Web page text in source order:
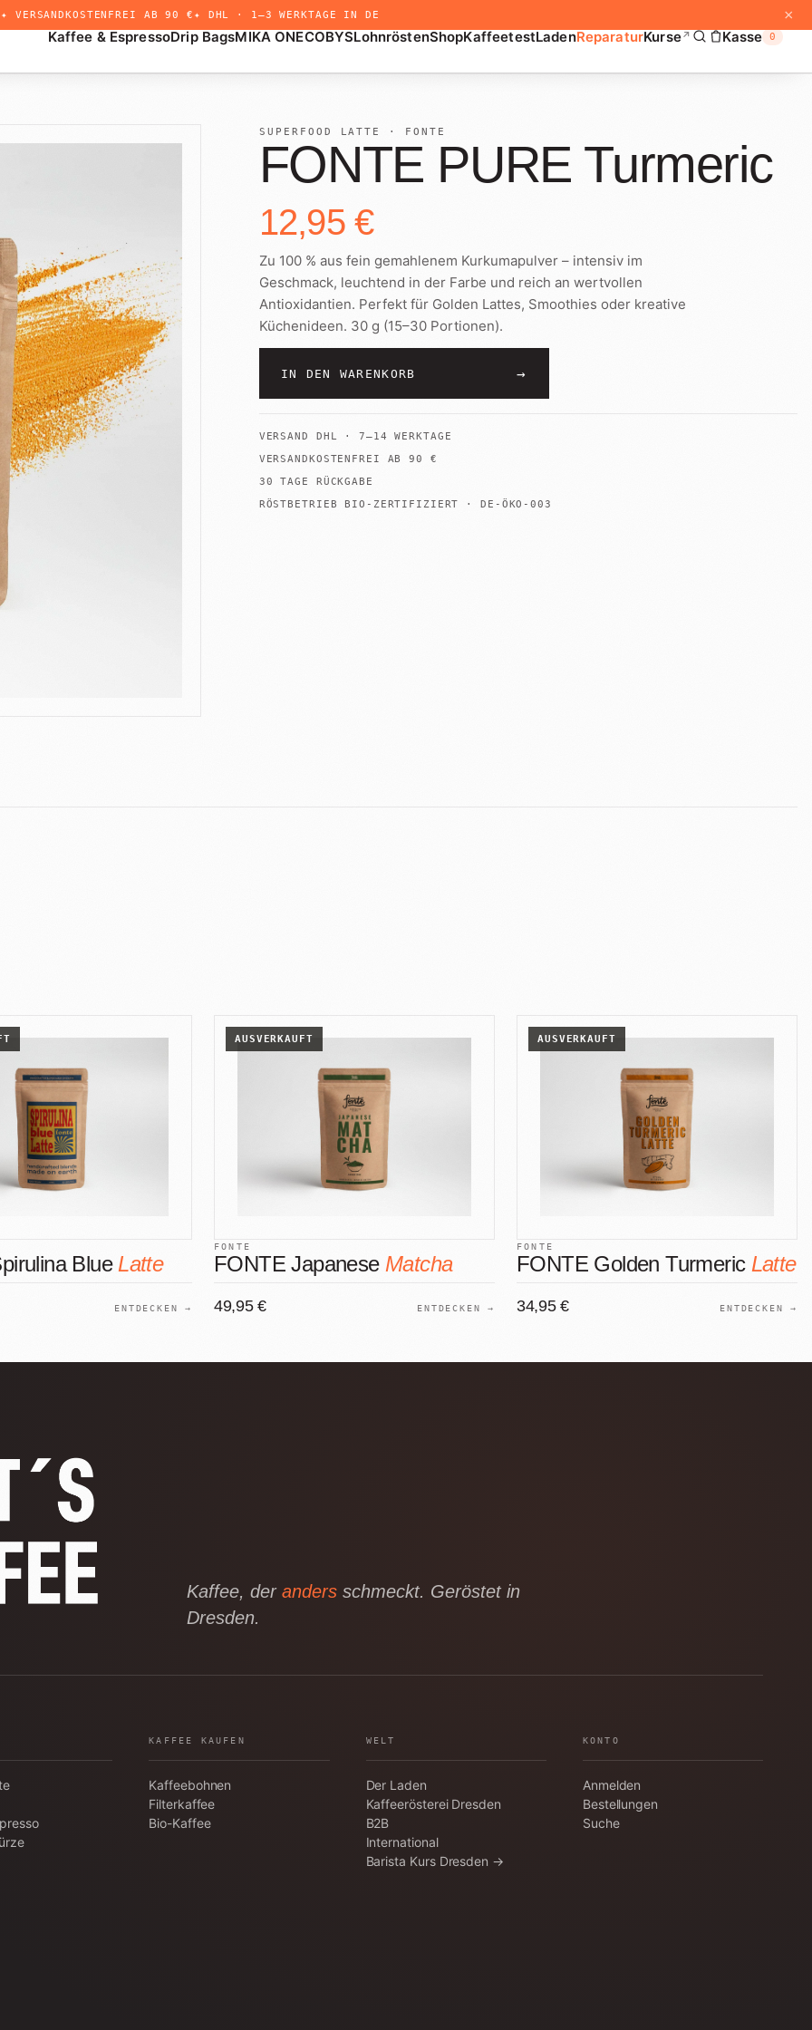
✦ VERSANDKOSTENFREI AB 90 € ✦ DHL · 1–3 WERKTAGE IN DE ×
Kaffee & EspressoDrip BagsMIKA ONECOBYSLohnröstenShopKaffeetestLadenReparaturKurse↗ Kasse 0
Drip Bags Untermenüöffnen
öffnen
SUPERFOOD LATTE · FONTE
FONTE PURE Turmeric
12,95 €
Zu 100 % aus fein gemahlenem Kurkumapulver – intensiv im
Geschmack, leuchtend in der Farbe und reich an wertvollen
Antioxidantien. Perfekt für Golden Lattes, Smoothies oder kreative
Küchenideen. 30 g (15–30 Portionen).
IN DEN WARENKORB →
VERSAND DHL ·7–14 WERKTAGE
VERSANDKOSTENFREI AB90
€
30 TAGE RÜCKGABE
RÖSTBETRIEB BIO-ZERTIFIZIERT · DE-ÖKO-003
Blue Latte
ENTDECKEN →
AUSVERKAUFT
FONTE
FONTE Japanese Matcha
49,95 € ENTDECKEN →
AUSVERKAUFT
FONTE
FONTE Golden Turmeric Latte
34,95 € ENTDECKEN →
Kaffee, der andersschmeckt. Geröstet in
Dresden.
KAFFEE KAUFEN
Kaffeebohnen
Filterkaffee
Bio-Kaffee
WELT
Der Laden
Kaffeerösterei Dresden
B2B
International
Barista Kurs Dresden →
KONTO
Anmelden
Bestellungen
Suche